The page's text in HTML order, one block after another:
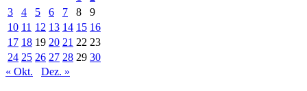
3
4 5 6 7 8
9
10 11 12 13 14 15 16
17 18 19 20 21 22 23
24 25 26 27 28 29 30
« Okt.
Dez. »